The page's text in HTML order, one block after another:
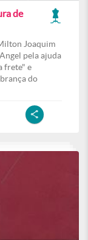
de
Joaquim
pela ajuda
frete" e
do